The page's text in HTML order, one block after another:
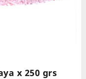
x 250 grs